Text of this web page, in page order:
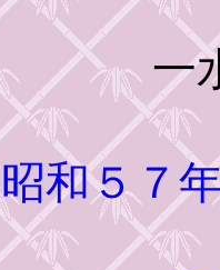
一
昭和５７